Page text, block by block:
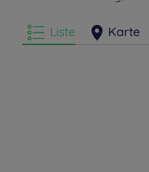
Liste Karte